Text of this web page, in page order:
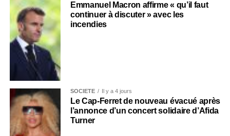
Emmanuel Macron affirme « qu’il faut
continuer à discuter » avec les
incendies
SOCIÉTÉ Il y a 4 jours
Le Cap-Ferret de nouveau évacué après
l’annonce d’un concert solidaire d’Afida
Turner